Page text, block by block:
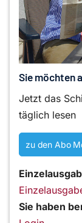
Sie möchten
Jetzt das
täglich lesen
zu den Abo
Sie haben